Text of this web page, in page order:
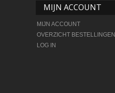
MIJN ACCOUNT
MIJN ACCOUNT
OVERZICHT BESTELLINGEN
LOG IN